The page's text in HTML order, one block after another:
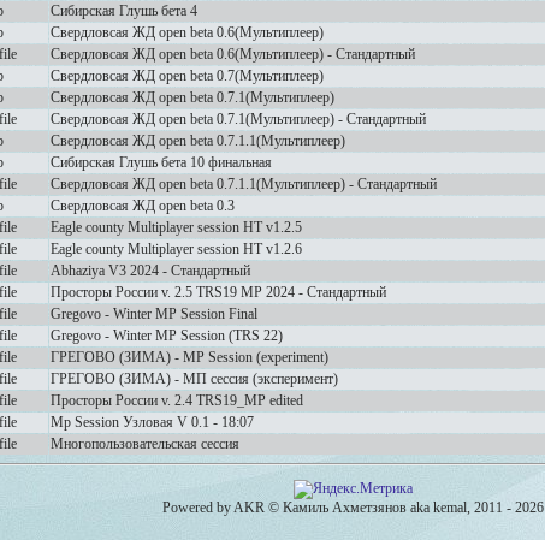
Сибирская Глушь бета 4
Свердловсая ЖД open beta 0.6(Мультиплеер)
Свердловсая ЖД open beta 0.6(Мультиплеер) - Стандартный
Свердловсая ЖД open beta 0.7(Мультиплеер)
Свердловсая ЖД open beta 0.7.1(Мультиплеер)
Свердловсая ЖД open beta 0.7.1(Мультиплеер) - Стандартный
Свердловсая ЖД open beta 0.7.1.1(Мультиплеер)
Сибирская Глушь бета 10 финальная
Свердловсая ЖД open beta 0.7.1.1(Мультиплеер) - Стандартный
Свердловсая ЖД open beta 0.3
Eagle county Multiplayer session HT v1.2.5
Eagle county Multiplayer session HT v1.2.6
Abhaziya V3 2024 - Стандартный
Просторы России v. 2.5 TRS19 MP 2024 - Стандартный
Gregovo - Winter MP Session Final
Gregovo - Winter MP Session (TRS 22)
ГРЕГОВО (ЗИМА) - MP Session (experiment)
ГРЕГОВО (ЗИМА) - МП сессия (эксперимент)
Просторы России v. 2.4 TRS19_MP edited
Mp Session Узловая V 0.1 - 18:07
Многопользовательская сессия
Powered by AKR © Камиль Ахметзянов aka kemal, 2011 - 2026